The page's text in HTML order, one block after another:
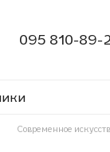
095 810-89-
Современное